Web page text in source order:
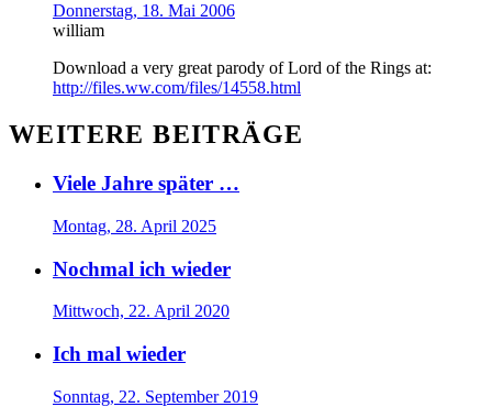
Donnerstag, 18. Mai 2006
william
Download a very great parody of Lord of the Rings at:
http://files.ww.com/files/14558.html
WEITERE BEITRÄGE
Viele Jahre später …
Montag, 28. April 2025
Nochmal ich wieder
Mittwoch, 22. April 2020
Ich mal wieder
Sonntag, 22. September 2019